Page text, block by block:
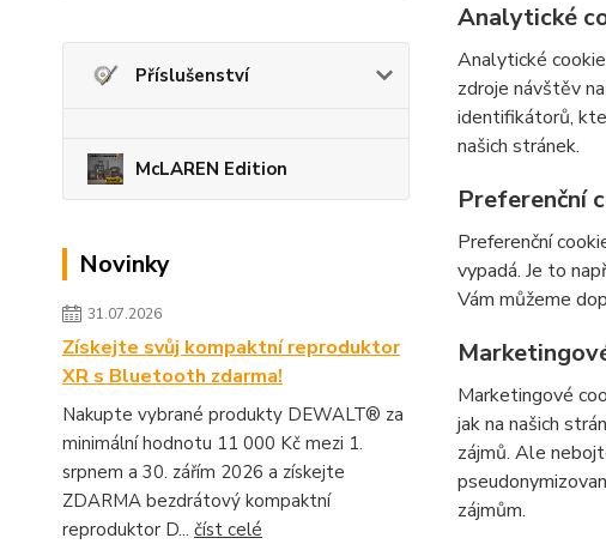
Příslušenství
McLAREN Edition
Novinky
31.07.2026
Získejte svůj kompaktní reproduktor
XR s Bluetooth zdarma!
Nakupte vybrané produkty DEWALT® za
minimální hodnotu 11 000 Kč mezi 1.
srpnem a 30. zářím 2026 a získejte
ZDARMA bezdrátový kompaktní
reproduktor D... číst celé
Analytické
Analytické
zdroje návštěv
identifikátorů,
našich stránek.
Preferenční
Preferenční
vypadá. Je to
Vám můžeme
Marketingové
jak na našich
zájmů. Ale
zájmům.